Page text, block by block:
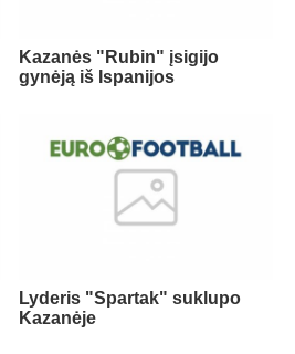
Kazanės "Rubin" įsigijo
gynėją iš Ispanijos
Lyderis "Spartak" suklupo
Kazanėje